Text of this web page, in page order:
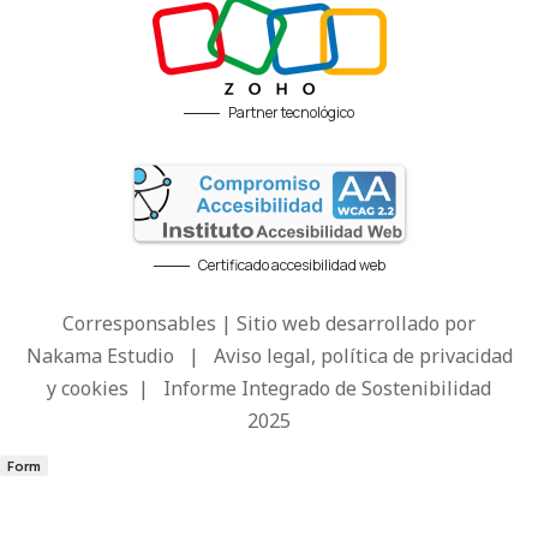
Partner tecnológico
Certificado accesibilidad web
Corresponsables | Sitio web desarrollado por
Nakama Estudio | Aviso legal, política de privacidad
y cookies | Informe Integrado de Sostenibilidad
2025
Form